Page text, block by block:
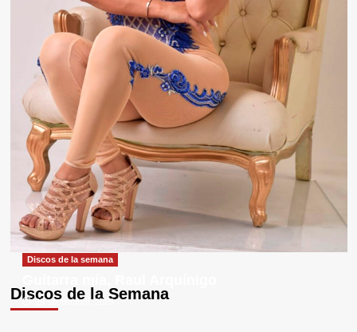
Discos de la Semana
Discos de la semana
29 septiembre, 2025